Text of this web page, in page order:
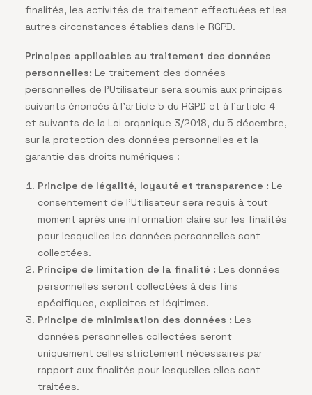
finalités, les activités de traitement effectuées et les
autres circonstances établies dans le RGPD.
Principes applicables au traitement des données
personnelles: Le traitement des données
personnelles de l’Utilisateur sera soumis aux principes
suivants énoncés à l’article 5 du RGPD et à l’article 4
et suivants de la Loi organique 3/2018, du 5 décembre,
sur la protection des données personnelles et la
garantie des droits numériques :
Principe de légalité, loyauté et transparence : Le
consentement de l’Utilisateur sera requis à tout
moment après une information claire sur les finalités
pour lesquelles les données personnelles sont
collectées.
Principe de limitation de la finalité : Les données
personnelles seront collectées à des fins
spécifiques, explicites et légitimes.
Principe de minimisation des données : Les
données personnelles collectées seront
uniquement celles strictement nécessaires par
rapport aux finalités pour lesquelles elles sont
traitées.